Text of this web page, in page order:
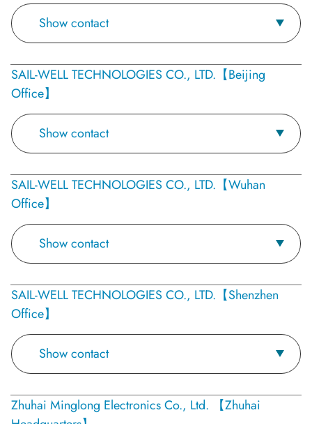
Show contact
SAIL-WELL TECHNOLOGIES CO., LTD.【Beijing
Office】
Show contact
SAIL-WELL TECHNOLOGIES CO., LTD.【Wuhan
Office】
Show contact
SAIL-WELL TECHNOLOGIES CO., LTD.【Shenzhen
Office】
Show contact
Zhuhai Minglong Electronics Co., Ltd. 【Zhuhai